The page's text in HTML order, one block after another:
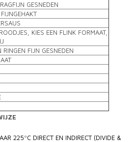
GESNEDEN
KIES EEN FLINK FORMAAT,
RINGEN FIJN GESNEDEN
225ºC DIRECT EN INDIRECT (DIVIDE &